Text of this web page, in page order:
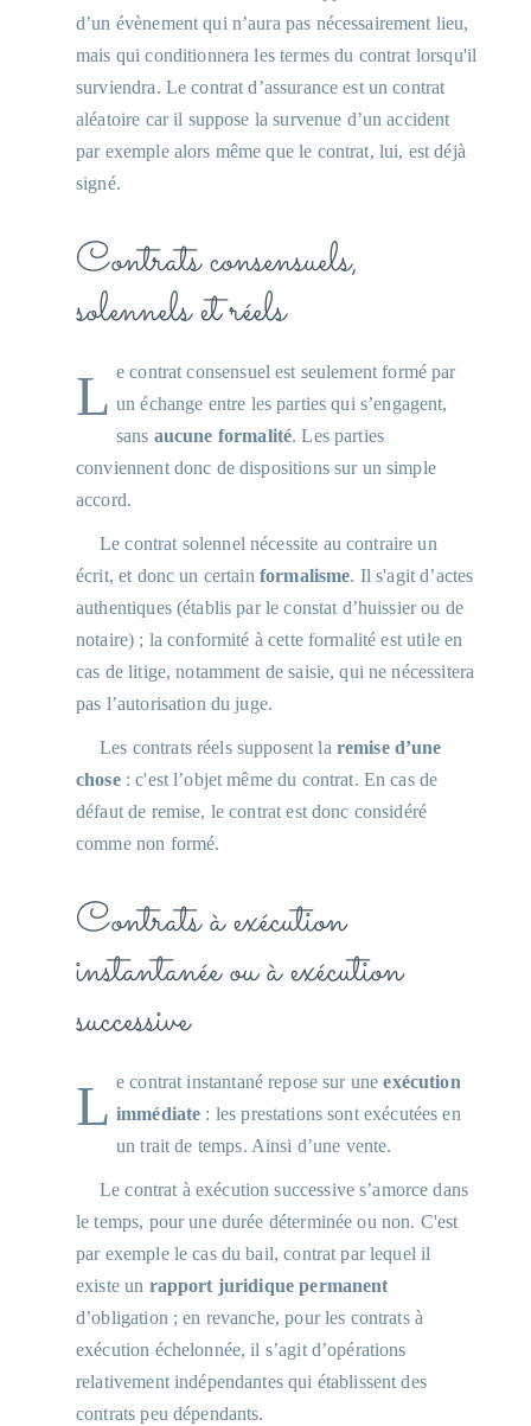
d’un évènement qui n’aura pas nécessairement lieu,
mais qui conditionnera les termes du contrat lorsqu'il
surviendra. Le contrat d’assurance est un contrat
aléatoire car il suppose la survenue d’un accident
par exemple alors même que le contrat, lui, est déjà
signé.
Contrats consensuels,
solennels et réels
Le contrat consensuel est seulement formé par un échange entre les parties qui s’engagent,
sans aucune formalité. Les parties
conviennent donc de dispositions sur un simple
accord.
Le contrat solennel nécessite au contraire un
écrit, et donc un certain formalisme. Il s'agit d’actes
authentiques (établis par le constat d’huissier ou de
notaire) ; la conformité à cette formalité est utile en
cas de litige, notamment de saisie, qui ne nécessitera
pas l’autorisation du juge.
Les contrats réels supposent la remise d’une
chose: c'est l’objet même du contrat. En cas de
défaut de remise, le contrat est donc considéré
comme non formé.
Contrats à exécution
instantanée ou à exécution
successive
Le contrat instantané repose sur uneexécution
immédiate : les prestations sont exécutées en
un trait de temps. Ainsi d’une vente.
Le contrat à exécution successive s’amorce dans
le temps, pour une durée déterminée ou non. C'est
par exemple le cas du bail, contrat par lequel il
existe un rapport juridique permanent
d’obligation ; en revanche, pour les contrats à
exécution échelonnée, il s’agit d’opérations
relativement indépendantes qui établissent des
contrats peu dépendants.